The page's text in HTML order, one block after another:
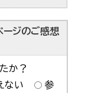
ージのご感想
か？
ない
参